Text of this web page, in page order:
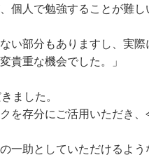
個人で勉強することが難
い部分もありますし、実
貴重な機会でした。」
ました。
を存分にご活用いただき
一助としていただけるよ